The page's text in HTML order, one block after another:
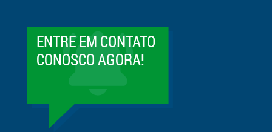
ENTRE EM CONTATO
CONOSCO AGORA!